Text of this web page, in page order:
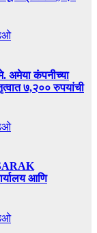
कंपनीच्या
७,२०० रुपयांची
आणि